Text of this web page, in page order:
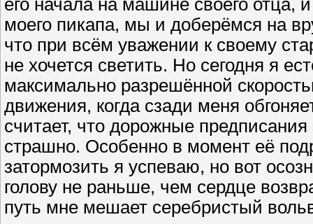
его начала на машине своего
моего пикапа, мы и доберёмся на
что при всём уважении к своему
не хочется светить. Но сегодня я
максимально разрешённой
движения, когда сзади меня
считает, что дорожные
страшно. Особенно в момент её
затормозить я успеваю, но вот
голову не раньше, чем сердце
путь мне мешает серебристый